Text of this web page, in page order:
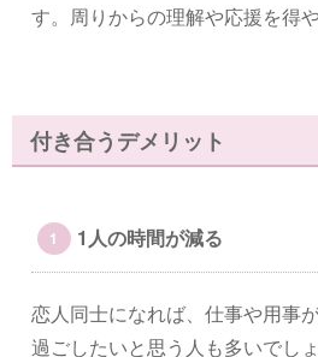
す。周りからの理解や応援を得
付き合うデメリット
1人の時間が減る
恋人同士になれば、仕事や用事
過ごしたいと思う人も多いでし